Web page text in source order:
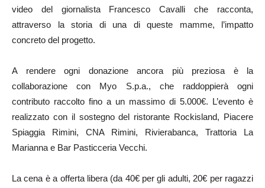
video del giornalista Francesco Cavalli che racconta,
attraverso la storia di una di queste mamme, l’impatto
concreto del progetto.
A rendere ogni donazione ancora più preziosa è la
collaborazione con Myo S.p.a., che raddoppierà ogni
contributo raccolto fino a un massimo di 5.000€. L’evento è
realizzato con il sostegno del ristorante Rockisland, Piacere
Spiaggia Rimini, CNA Rimini, Rivierabanca, Trattoria La
Marianna e Bar Pasticceria Vecchi.
La cena è a offerta libera (da 40€ per gli adulti, 20€ per ragazzi